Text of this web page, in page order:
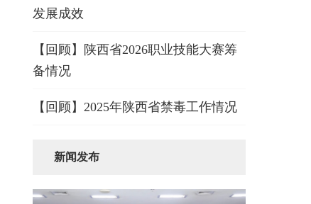
发展成效
【回顾】陕西省2026职业技能大赛筹
备情况
【回顾】2025年陕西省禁毒工作情况
新闻发布